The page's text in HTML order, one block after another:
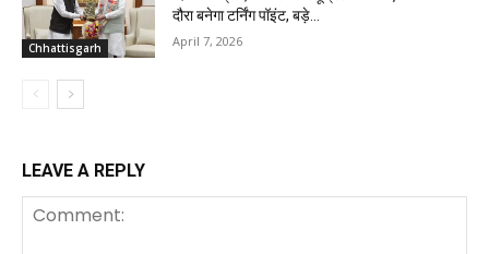
Chhattisgarh
दौरा बनेगा टर्निंग पॉइंट, बड़े...
April 7, 2026
LEAVE A REPLY